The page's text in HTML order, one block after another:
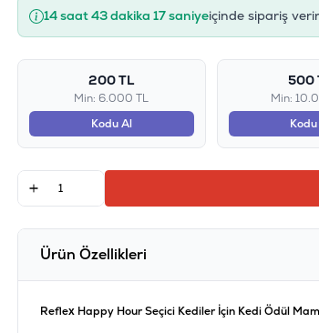
14 saat 43 dakika 16 saniyeiçinde sipariş
200 TL
Min: 6.000 TL
Kodu Al
500
Min:
Ürün Özellikleri
Reflex Happy Hour Seçici Kediler İçin Kedi Ödül